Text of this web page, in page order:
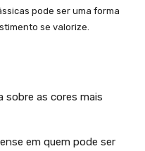
pode ser uma forma
se valorize.
sobre as cores mais
em quem pode ser